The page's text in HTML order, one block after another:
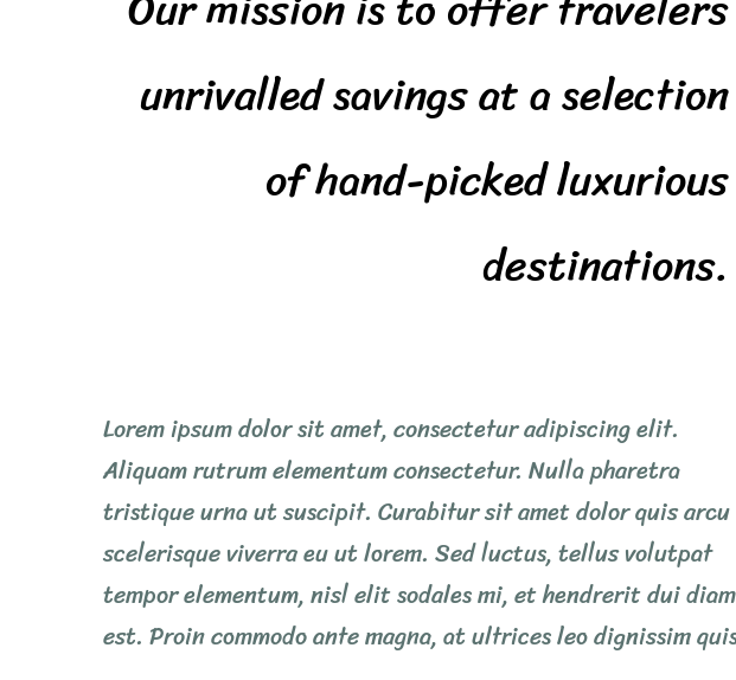
unrivalled savings at a selection
of hand-picked luxurious
destinations.
Lorem ipsum dolor sit amet, consectetur adipiscing elit.
Aliquam rutrum elementum consectetur. Nulla pharetra
tristique urna ut suscipit. Curabitur sit amet dolor quis arcu
scelerisque viverra eu ut lorem. Sed luctus, tellus volutpat
tempor elementum, nisl elit sodales mi, et hendrerit dui
est. Proin commodo ante magna, at ultrices leo dignissim